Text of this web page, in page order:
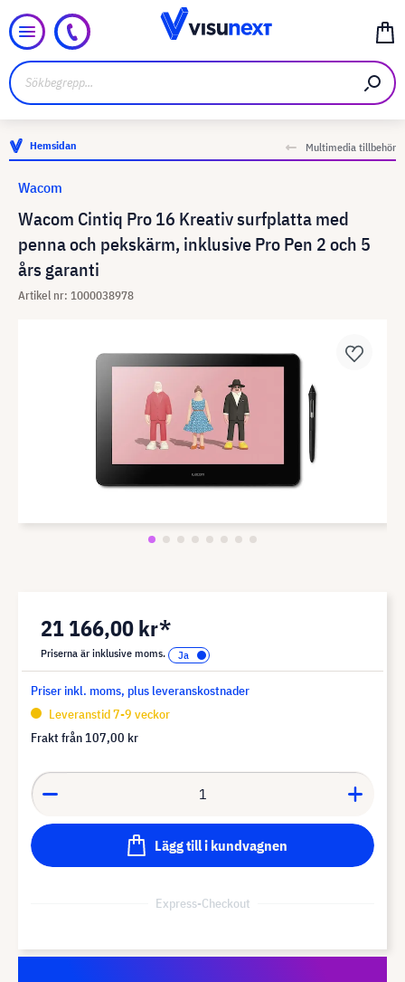
Hemsidan Multimedia tillbehör
Wacom Cintiq Pro 16 Kreativ surfplatta med
penna och pekskärm, inklusive Pro Pen 2 och 5
års garanti
Artikel nr: 1000038978
Wacom
21 166,00 kr*
Priserna är inklusive moms.
Priser inkl. moms, plus leveranskostnader
Leveranstid 7-9 veckor
Frakt från 107,00 kr
Lägg till i kundvagnen
Express-Checkout